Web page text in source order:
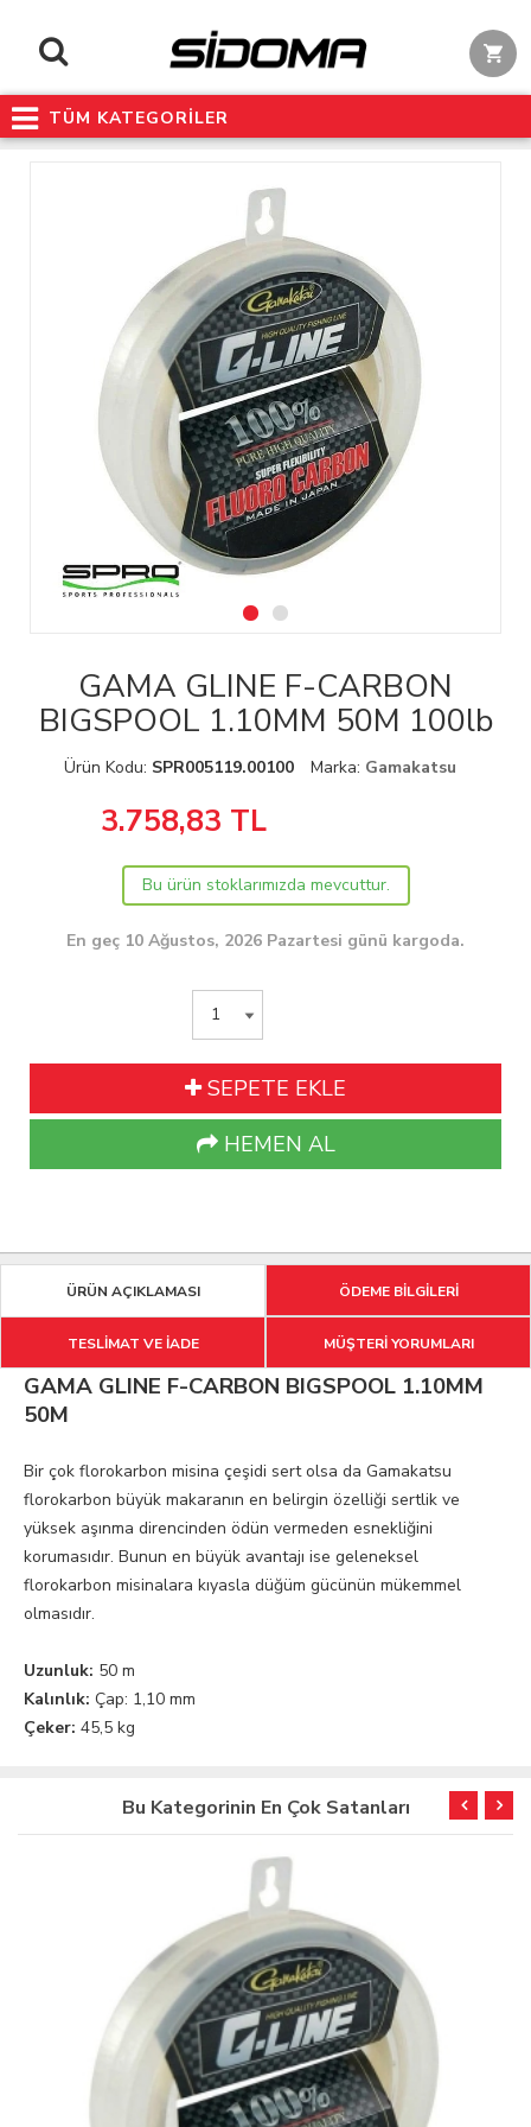
TÜM KATEGORİLER
GAMA GLINE F-CARBON
BIGSPOOL 1.10MM 50M 100lb
Ürün Kodu: SPR005119.00100 Marka: Gamakatsu
3.758,83 TL
Bu ürün stoklarımızda mevcuttur.
En geç 10 Ağustos, 2026 Pazartesi günü kargoda.
SEPETE EKLE
HEMEN AL
ÜRÜN AÇIKLAMASI ÖDEME BİLGİLERİ
TESLİMAT VE İADE MÜŞTERİ YORUMLARI
GAMA GLINE F-CARBON BIGSPOOL 1.10MM
50M
Bir çok florokarbon misina çeşidi sert olsa da Gamakatsu
florokarbon büyük makaranın en belirgin özelliği sertlik ve
yüksek aşınma direncinden ödün vermeden esnekliğini
korumasıdır. Bunun en büyük avantajı ise geleneksel
florokarbon misinalara kıyasla düğüm gücünün mükemmel
olmasıdır.
Uzunluk: 50 m
Kalınlık: Çap: 1,10 mm
Çeker: 45,5 kg
Bu Kategorinin En Çok Satanları